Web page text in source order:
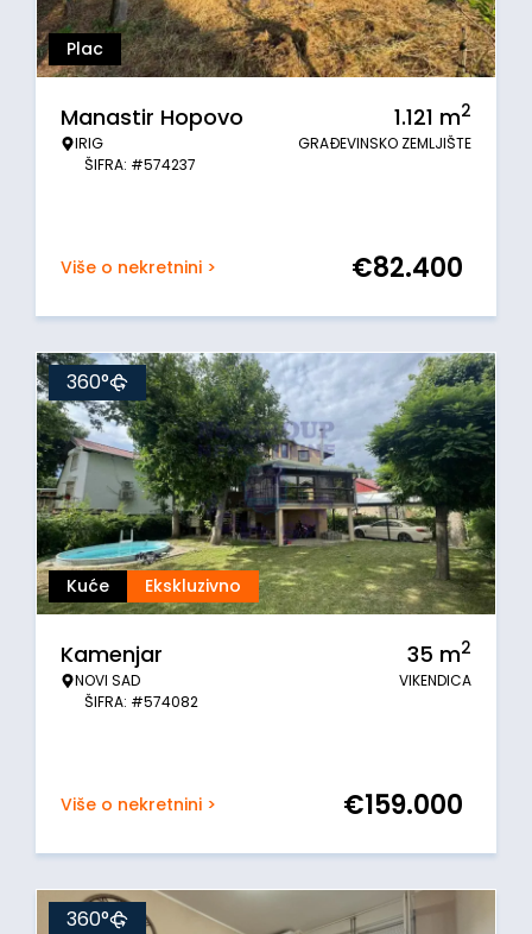
Plac
Manastir Hopovo
IRIG
ŠIFRA: #574237
1.121 m2
GRAĐEVINSKO ZEMLJIŠTE
Više o nekretnini > €82.400
Kuće Ekskluzivno
360°
Kamenjar
NOVI SAD
ŠIFRA: #574082
35 m2
VIKENDICA
Više o nekretnini > €159.000
360°